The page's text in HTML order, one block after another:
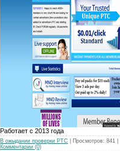
Работает с 2013 года
В ожыдании проверки РТС | Просмотров: 841
Комментарии (0)